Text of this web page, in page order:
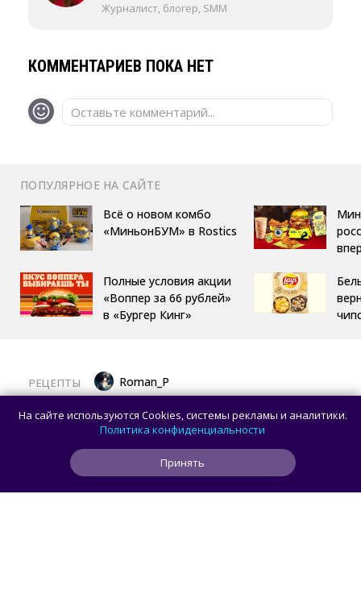
Журналист, блогер, SMM
КОММЕНТАРИЕВ ПОКА НЕТ
Оставьте комментарий...
ПОПУЛЯРНОЕ НА САЙТЕ
Всё о новом комбо
«МиньонБУМ» в Rostics
Полные условия акции
«Воппер за 66 рублей»
в «Бургер Кинг»
РЕЦЕПТЫ Roman_P
Готовим баклажаны с помидорами
и сыром в духовке
На сайте используются Cookies, системы рекламы и аналитики.
Политика конфиденциальности
Принять